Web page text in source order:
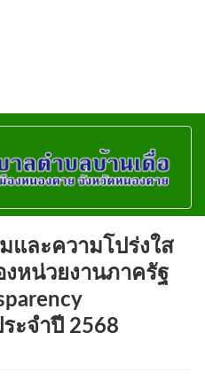
และความโปร่งใส
งหน่วยงานภาครัฐ
ะจำปี 2568